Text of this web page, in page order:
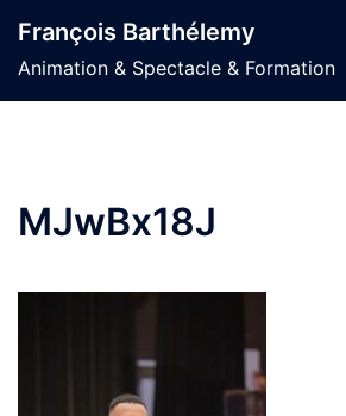
au
contenu
François Barthélemy
Animation & Spectacle & Formation
MJwBx18J